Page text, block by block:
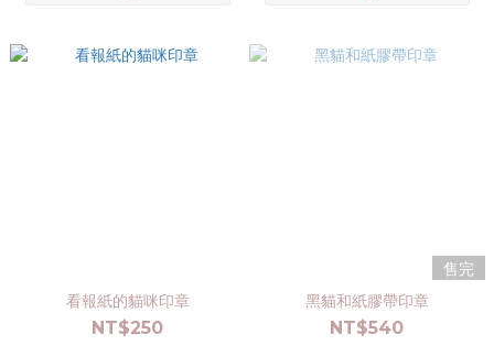
看報紙的貓咪印章
NT$250
售完
黑貓和紙膠帶印章
NT$540